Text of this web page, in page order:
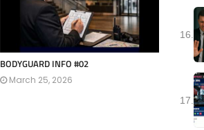
BODYGUARD INFO #02
March 25, 2026
16.
17.